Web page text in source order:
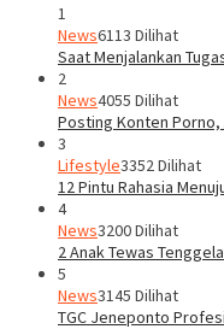
1
News6113 Dilihat
Saat Menjalankan
2
News4055 Dilihat
Posting Konten
3
Lifestyle3352 Dilihat
12 Pintu Rahasia
4
News3200 Dilihat
2 Anak Tewas
5
News3145 Dilihat
TGC Jeneponto